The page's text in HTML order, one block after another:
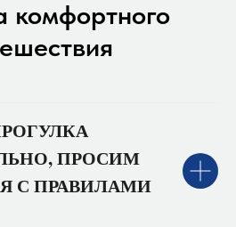
комфортного
ПРОСИМ
С ПРАВИЛАМИ